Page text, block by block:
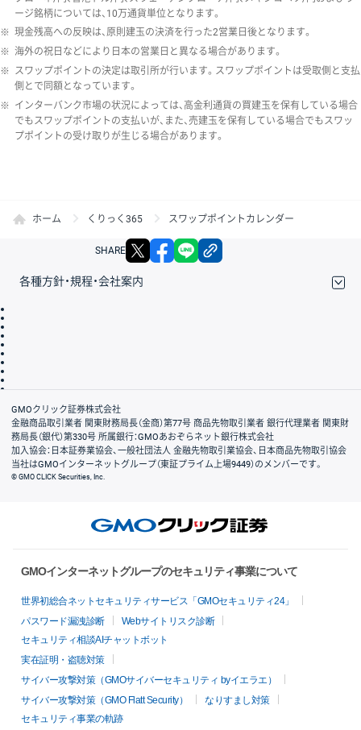
ージ銘柄については、10万通貨単位となります。
※ 現金残高への反映は、原則建玉の決済を行った2営業日後となります。
※ 海外の祝日などにより日本の営業日と異なる場合があります。
※ スワップポイントの決定は取引所が行います。スワップポイントは受取側と支払
側とで同額となっています。
※ インターバンク市場の状況によっては、高金利通貨の買建玉を保有している場合
でもスワップポイントの支払いが、また、売建玉を保有している場合でもスワッ
プポイントの受け取りが生じる場合があります。
ホーム くりっく365 スワップポイントカレンダー
SHARE X facebook
各種方針・規程・会社案内
会社案内
GMOクリック証券株式会社
金融商品取引業者 関東財務局長（金商）第77号 商品先物取引業者 銀行代理業者 関東財
務局長（銀代）第330号 所属銀行：GMOあおぞらネット銀行株式会社
加入協会：日本証券業協会、一般社団法人 金融先物取引業協会、日本商品先物取引協会
当社はGMOインターネットグループ（東証プライム上場9449）のメンバーです。
© GMO CLICK Securities, Inc.
GMOインターネットグループのセキュリティ事業について
世界初総合ネットセキュリティサービス「GMOセキュリティ24」
パスワード漏洩診断
Webサイトリスク診断
セキュリティ相談AIチャットボット
実在証明・盗聴対策
サイバー攻撃対策（GMOサイバーセキュリティ byイエラエ）
サイバー攻撃対策（GMO Flatt Security）
なりすまし対策
セキュリティ事業の軌跡